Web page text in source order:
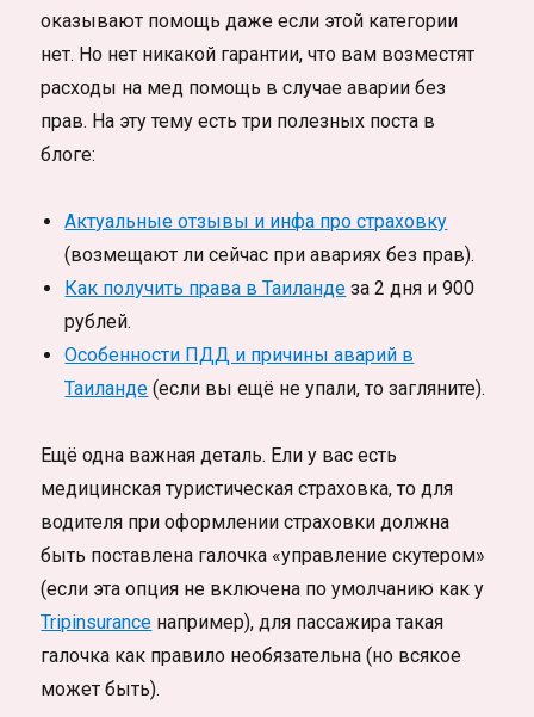
оказывают помощь даже если этой категории
нет. Но нет никакой гарантии, что вам возместят
расходы на мед помощь в случае аварии без
прав. На эту тему есть три полезных поста в
блоге:
Актуальные отзывы и инфа про страховку
(возмещают ли сейчас при авариях без прав).
Как получить права в Таиланде за 2 дня и 900
рублей.
Особенности ПДД и причины аварий в
Таиланде (если вы ещё не упали, то загляните).
Ещё одна важная деталь. Ели у вас есть
медицинская туристическая страховка, то для
водителя при оформлении страховки должна
быть поставлена галочка «управление скутером»
(если эта опция не включена по умолчанию как у
Tripinsurance например), для пассажира такая
галочка как правило необязательна (но всякое
может быть).